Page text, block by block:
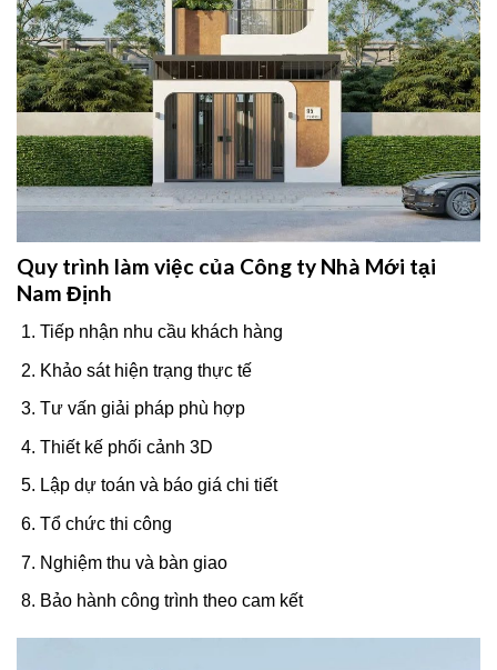
Quy trình làm việc của Công ty Nhà Mới tại
Nam Định
Tiếp nhận nhu cầu khách hàng
Khảo sát hiện trạng thực tế
Tư vấn giải pháp phù hợp
Thiết kế phối cảnh 3D
Lập dự toán và báo giá chi tiết
Tổ chức thi công
Nghiệm thu và bàn giao
Bảo hành công trình theo cam kết